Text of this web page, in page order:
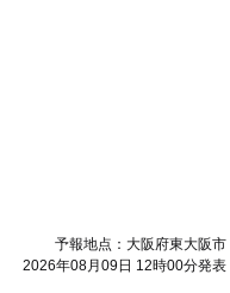
予報地点：大阪府東大阪市
2026年08月09日 12時00分発表